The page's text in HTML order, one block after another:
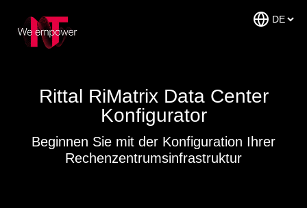
Rittal RiMatrix Data Center
Konfigurator
Beginnen Sie mit der Konfiguration Ihrer
Rechenzentrumsinfrastruktur